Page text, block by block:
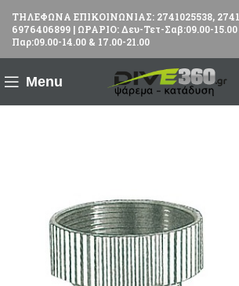
ΤΗΛΕΦΩΝΑ ΕΠΙΚΟΙΝΩΝΙΑΣ: 2741025538,
6976406899 | ΩΡΑΡΙΟ: Δευ-Τετ-Σαβ:09.00-
Παρ:09.00-14.00 & 17.00-21.00
Menu